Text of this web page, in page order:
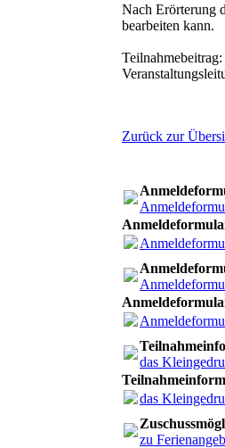
Nach Erörterung
bearbeiten kann.
Zurück zur
das
das
zu